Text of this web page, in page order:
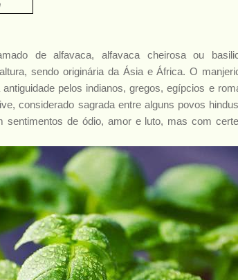
de alfavaca, alfavaca cheirosa ou
sendo originária da Ásia e África. O
pelos indianos, gregos, egípcios e
considerado sagrada entre alguns povos
sentimentos de ódio, amor e luto, mas com